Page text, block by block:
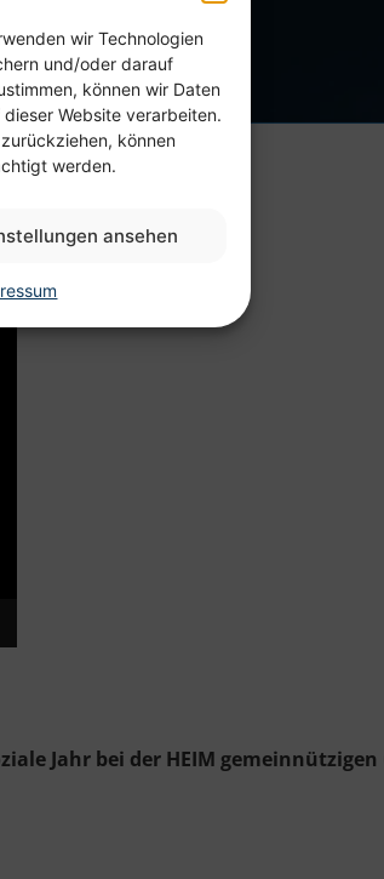
wir Technologien
und/oder darauf
können wir Daten
Website verarbeiten.
können
werden.
ansehen
Sam
Jahr bei der HEIM gemeinnützigen